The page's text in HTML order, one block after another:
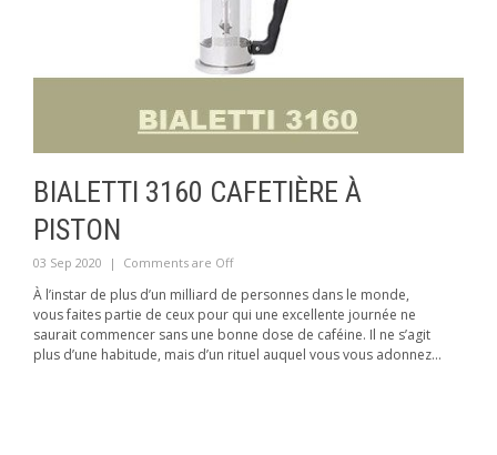
BIALETTI 3160 CAFETIÈRE À
PISTON
03 Sep 2020 | Comments are Off
À l’instar de plus d’un milliard de personnes dans le monde,
vous faites partie de ceux pour qui une excellente journée ne
saurait commencer sans une bonne dose de caféine. Il ne s’agit
plus d’une habitude, mais d’un rituel auquel vous vous adonnez...